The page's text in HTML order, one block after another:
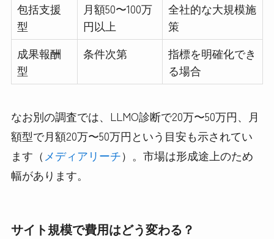
包括支援
型
月額50〜100万
円以上
全社的な大規模施
策
成果報酬
型
条件次第
指標を明確化でき
る場合
なお別の調査では、LLMO診断で20万〜50万円、月
額型で月額20万〜50万円という目安も示されてい
ます（メディアリーチ）。市場は形成途上のため
幅があります。
サイト規模で費用はどう変わる？